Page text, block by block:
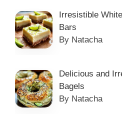
Irresistible
Bars
By Natacha
Delicious and
Bagels
By Natacha